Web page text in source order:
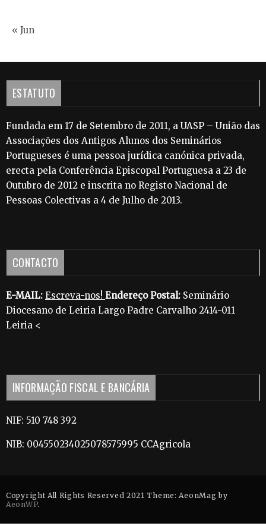
« Jun
ESTATUTO
Fundada em 17 de Setembro de 2011, a UASP – União das
Associações dos Antigos Alunos dos Seminários
Portugueses é uma pessoa jurídica canónica privada,
erecta pela Conferência Episcopal Portuguesa a 23 de
Outubro de 2012 e inscrita no Registo Nacional de
Pessoas Colectivas a 4 de Julho de 2013.
CONTACTO
E-MAIL: Escreva-nos! Endereço Postal: Seminário
Diocesano de Leiria Largo Padre Carvalho 2414-011
Leiria <
INFORMAÇÃO FISCAL E BANCÁRIA
NIF: 510 748 392
NIB: 004550234025078575995 CCAgricola
Copyright All Rights Reserved 2021 Theme: AeonMag by
AeonWP.